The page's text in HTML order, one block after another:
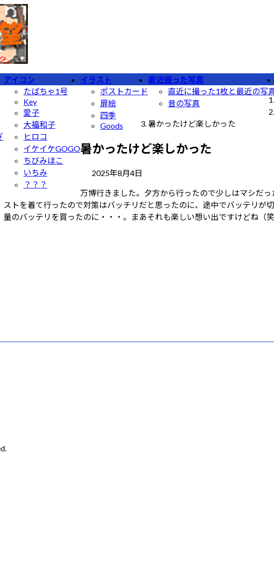
アイコン
たばちゃ1号
Key
愛子
大福和子
ヒロコ
イケイケGOGO
ちびみほこ
いちみ
？？？
イラスト
ポストカード
扉絵
四季
Goods
最近撮った写真
直近に撮った1枚と最近の写
昔の写真
暑かったけど楽しかった
暑かったけど楽しかった
2025年8月4日
更
新
日
万博行きました。夕方から行ったので少しはマシだ
ストを着て行ったので対策はバッチリだと思ったのに、途中でバッテリが
量のバッテリを買ったのに・・・。まあそれも楽しい想い出ですけどね（笑